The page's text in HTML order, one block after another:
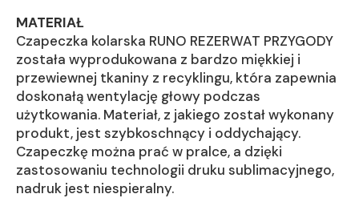
MATERIAŁ
Czapeczka kolarska RUNO REZERWAT PRZYGODY
została wyprodukowana z bardzo miękkiej i
przewiewnej tkaniny z recyklingu, która zapewnia
doskonałą wentylację głowy podczas
użytkowania. Materiał, z jakiego został wykonany
produkt, jest szybkoschnący i oddychający.
Czapeczkę można prać w pralce, a dzięki
zastosowaniu technologii druku sublimacyjnego,
nadruk jest niespieralny.